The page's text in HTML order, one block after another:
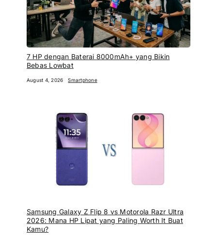
7 HP dengan Baterai 8000mAh+ yang Bikin
Bebas Lowbat
August 4, 2026 Smartphone
Samsung Galaxy Z Flip 8 vs Motorola Razr Ultra
2026: Mana HP Lipat yang Paling Worth It Buat
Kamu?